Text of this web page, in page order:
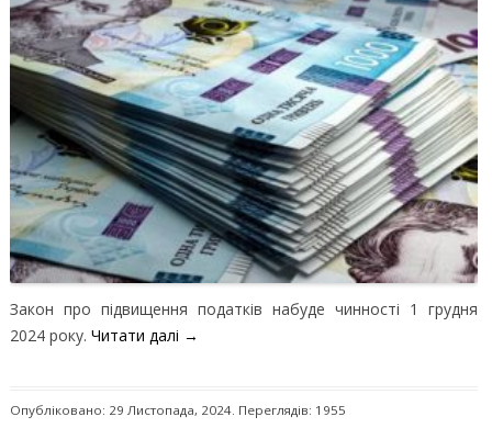
Закон про підвищення податків набуде чинності 1 грудня
2024 року. Читати далі →
Опубліковано: 29 Листопада, 2024. Переглядів: 1955